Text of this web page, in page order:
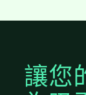
讓您